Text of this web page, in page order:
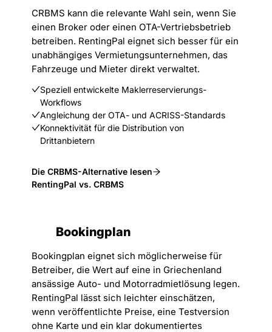
CRBMS kann die relevante Wahl sein, wenn Sie
einen Broker oder einen OTA-Vertriebsbetrieb
betreiben. RentingPal eignet sich besser für ein
unabhängiges Vermietungsunternehmen, das
Fahrzeuge und Mieter direkt verwaltet.
Speziell entwickelte Maklerreservierungs-
Workflows
Angleichung der OTA- und ACRISS-Standards
Konnektivität für die Distribution von
Drittanbietern
Die CRBMS-Alternative lesen
RentingPal vs. CRBMS
Bookingplan
Bookingplan eignet sich möglicherweise für
Betreiber, die Wert auf eine in Griechenland
ansässige Auto- und Motorradmietlösung legen.
RentingPal lässt sich leichter einschätzen,
wenn veröffentlichte Preise, eine Testversion
ohne Karte und ein klar dokumentiertes